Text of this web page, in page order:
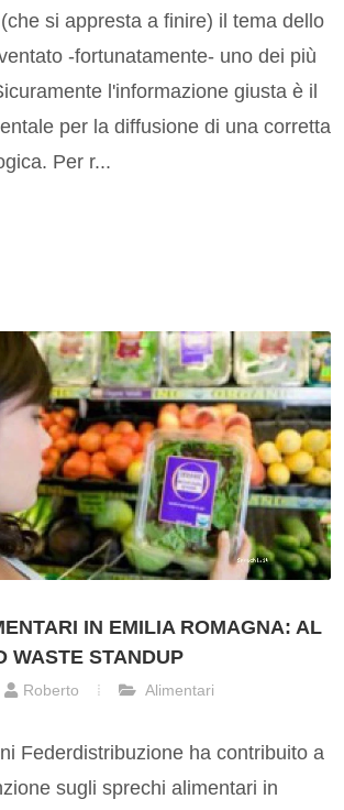
si appresta a finire) il tema dello
-fortunatamente- uno dei più
l'informazione giusta è il
per la diffusione di una corretta
Per r...
IN EMILIA ROMAGNA: AL
WASTE STANDUP
Roberto Alimentari
Federdistribuzione ha contribuito a
sugli sprechi alimentari in